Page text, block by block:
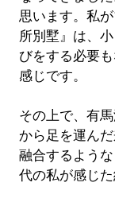
思います。私
所別墅』は、
びをする必要
感じです。
その上で、有
から足を運ん
融合するよう
代の私が感じ